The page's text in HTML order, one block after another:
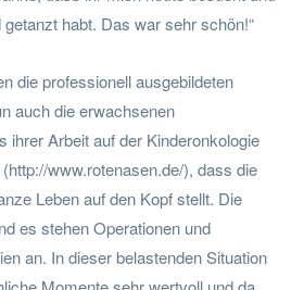
habt. Das war sehr schön!“
die professionell ausgebildeten
auch die erwachsenen
ihrer Arbeit auf der Kinderonkologie
www.rotenasen.de/), dass die
Leben auf den Kopf stellt. Die
es stehen Operationen und
an. In dieser belastenden Situation